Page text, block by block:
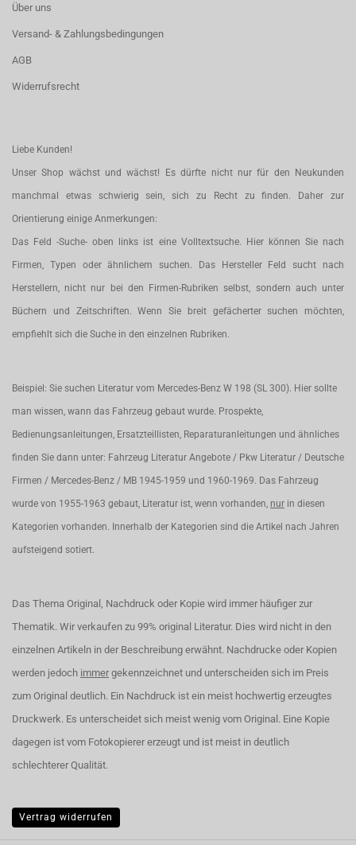
Über uns
Versand- & Zahlungsbedingungen
AGB
Widerrufsrecht
Liebe Kunden!
Unser Shop wächst und wächst! Es dürfte nicht nur für den Neukunden
manchmal etwas schwierig sein, sich zu Recht zu finden. Daher zur
Orientierung einige Anmerkungen:
Das Feld -Suche- oben links ist eine Volltextsuche. Hier können Sie nach
Firmen, Typen oder ähnlichem suchen. Das Hersteller Feld sucht nach
Herstellern, nicht nur bei den Firmen-Rubriken selbst, sondern auch unter
Büchern und Zeitschriften. Wenn Sie breit gefächerter suchen möchten,
empfiehlt sich die Suche in den einzelnen Rubriken.
Beispiel: Sie suchen Literatur vom Mercedes-Benz W 198 (SL 300). Hier sollte
man wissen, wann das Fahrzeug gebaut wurde. Prospekte,
Bedienungsanleitungen, Ersatzteillisten, Reparaturanleitungen und ähnliches
finden Sie dann unter: Fahrzeug Literatur Angebote / Pkw Literatur / Deutsche
Firmen / Mercedes-Benz / MB 1945-1959 und 1960-1969. Das Fahrzeug
wurde von 1955-1963 gebaut, Literatur ist, wenn vorhanden, nur in diesen
Kategorien vorhanden. Innerhalb der Kategorien sind die Artikel nach Jahren
aufsteigend sotiert.
Das Thema Original, Nachdruck oder Kopie wird immer häufiger zur
Thematik. Wir verkaufen zu 99% original Literatur. Dies wird nicht in den
einzelnen Artikeln in der Beschreibung erwähnt. Nachdrucke oder Kopien
werden jedoch immer gekennzeichnet und unterscheiden sich im Preis
zum Original deutlich. Ein Nachdruck ist ein meist hochwertig erzeugtes
Druckwerk. Es unterscheidet sich meist wenig vom Original. Eine Kopie
dagegen ist vom Fotokopierer erzeugt und ist meist in deutlich
schlechterer Qualität.
Vertrag widerrufen